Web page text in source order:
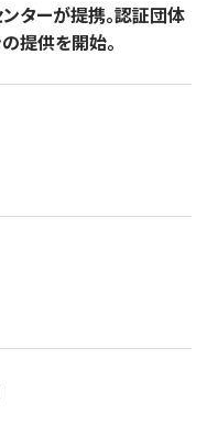
ターが提携。認証団体
提供を開始。